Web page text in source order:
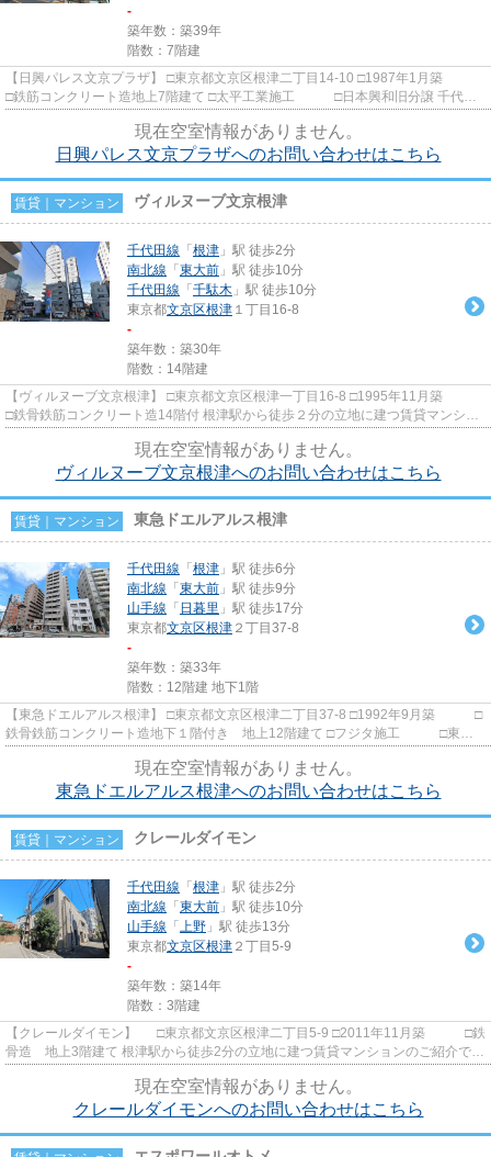
-
築年数：築39年
階数：7階建
【日興パレス文京プラザ】 □東京都文京区根津二丁目14-10 □1987年1月築
□鉄筋コンクリート造地上7階建て □太平工業施工 □日本興和旧分譲 千代田
現在空室情報がありません。
日興パレス文京プラザへのお問い合わせはこちら
賃貸｜マンション ヴィルヌーブ文京根津
千代田線 「 根津 」駅 徒歩2分
南北線 「 東大前 」駅 徒歩10分
千代田線 「 千駄木 」駅 徒歩10分
東京都文京区根津 １丁目16-8
-
築年数：築30年
階数：14階建
【ヴィルヌーブ文京根津】 □東京都文京区根津一丁目16-8 □1995年11月築
□鉄骨鉄筋コンクリート造14階付 根津駅から徒歩２分の立地に建つ賃貸マンショ
現在空室情報がありません。
ヴィルヌーブ文京根津へのお問い合わせはこちら
賃貸｜マンション 東急ドエルアルス根津
千代田線 「 根津 」駅 徒歩6分
南北線 「 東大前 」駅 徒歩9分
山手線 「 日暮里 」駅 徒歩17分
東京都文京区根津 ２丁目37-8
-
築年数：築33年
階数：12階建 地下1階
【東急ドエルアルス根津】 □東京都文京区根津二丁目37-8 □1992年9月築 □
鉄骨鉄筋コンクリート造地下１階付き 地上12階建て □フジタ施工 □東急
現在空室情報がありません。
東急ドエルアルス根津へのお問い合わせはこちら
賃貸｜マンション クレールダイモン
千代田線 「 根津 」駅 徒歩2分
南北線 「 東大前 」駅 徒歩10分
山手線 「 上野 」駅 徒歩13分
東京都文京区根津 ２丁目5-9
-
築年数：築14年
階数：3階建
【クレールダイモン】 □東京都文京区根津二丁目5-9 □2011年11月築 □鉄
骨造 地上3階建て 根津駅から徒歩2分の立地に建つ賃貸マンションのご紹介で
現在空室情報がありません。
クレールダイモンへのお問い合わせはこちら